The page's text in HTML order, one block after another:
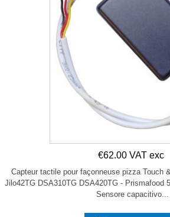
€62.00 VAT exc
Capteur tactile pour façonneuse pizza Touch
Jilo42TG DSA310TG DSA420TG - Prismafood
Sensore capacitivo...